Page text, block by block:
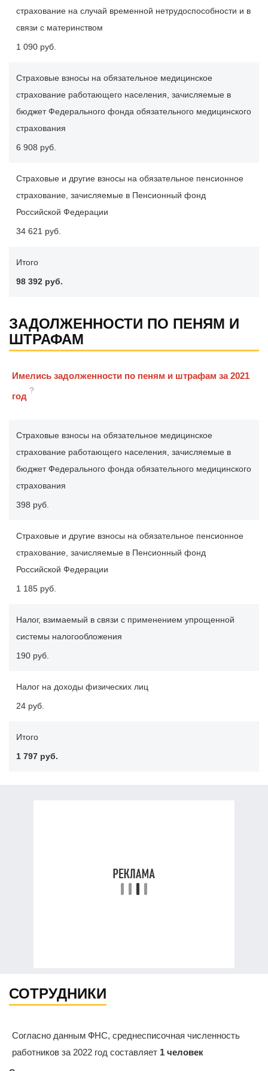
страхование на случай временной нетрудоспособности и в
связи с материнством
1 090 руб.
Страховые взносы на обязательное медицинское
страхование работающего населения, зачисляемые в
бюджет Федерального фонда обязательного медицинского
страхования
6 908 руб.
Страховые и другие взносы на обязательное пенсионное
страхование, зачисляемые в Пенсионный фонд
Российской Федерации
34 621 руб.
Итого
98 392 руб.
ЗАДОЛЖЕННОСТИ ПО ПЕНЯМ И
ШТРАФАМ
Имелись задолженности по пеням и штрафам за 2021
год
?
Страховые взносы на обязательное медицинское
страхование работающего населения, зачисляемые в
бюджет Федерального фонда обязательного медицинского
страхования
398 руб.
Страховые и другие взносы на обязательное пенсионное
страхование, зачисляемые в Пенсионный фонд
Российской Федерации
1 185 руб.
Налог, взимаемый в связи с применением упрощенной
системы налогообложения
190 руб.
Налог на доходы физических лиц
24 руб.
Итого
1 797 руб.
СОТРУДНИКИ
Согласно данным ФНС, среднесписочная численность
работников за 2022 год составляет 1 человек